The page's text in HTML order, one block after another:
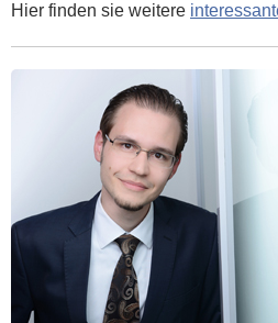
Hier finden sie weitere